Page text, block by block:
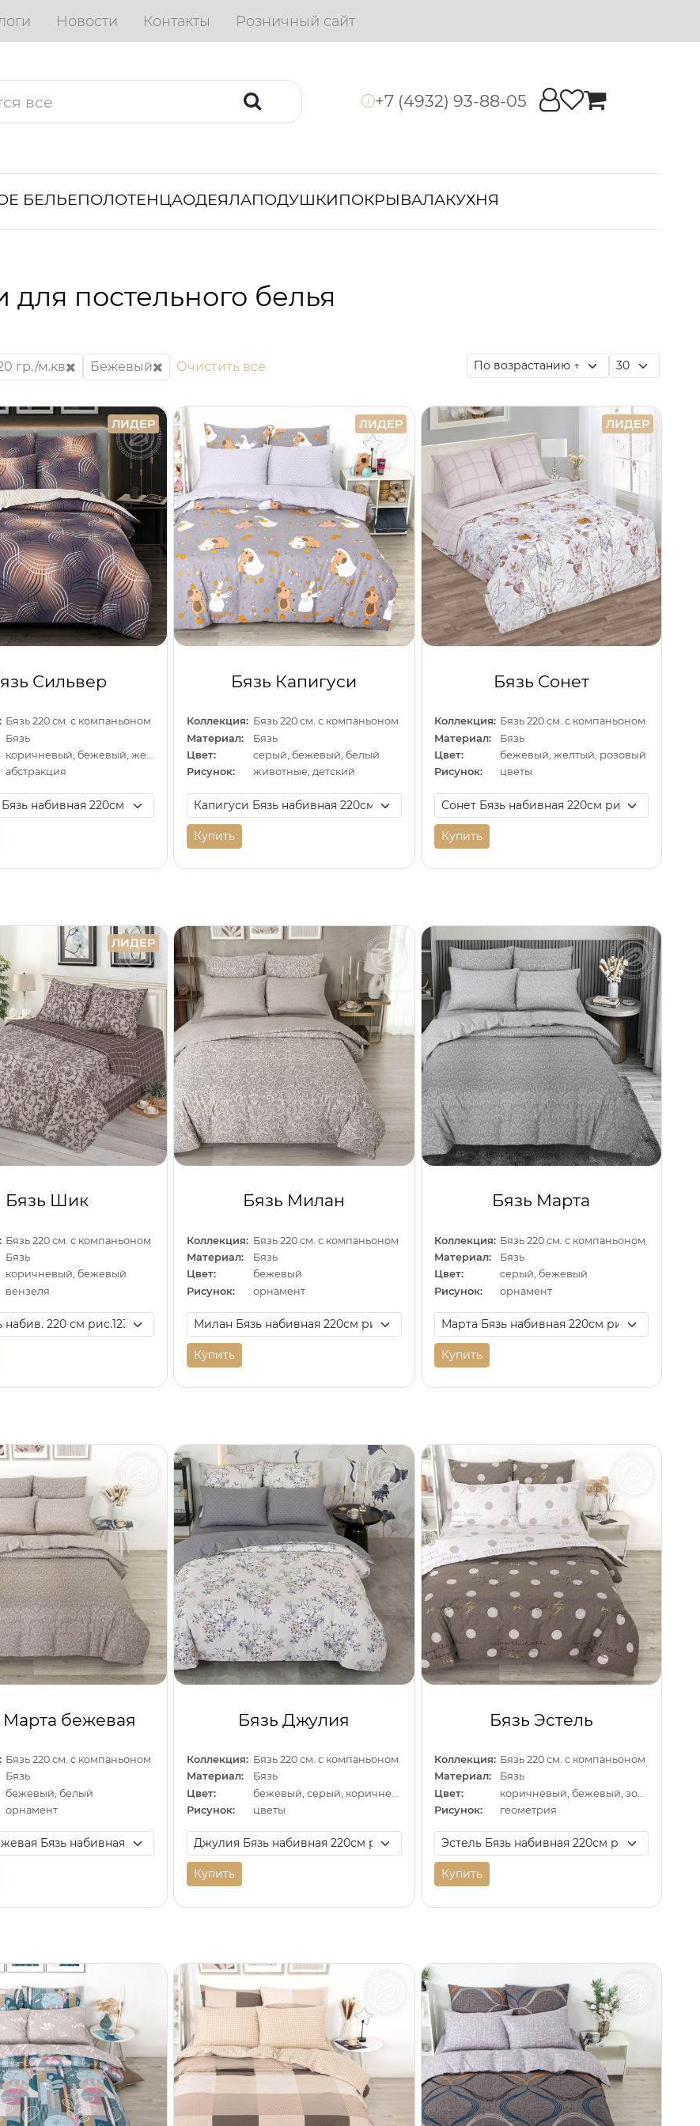
Новости Контакты Розничный сайт
i +7 (4932) 93-88-05
БЕЛЬЕПОЛОТЕНЦАОДЕЯЛАПОДУШКИПОКРЫВАЛАКУХНЯ
для постельного белья
гр./м.кв Бежевый Очистить все
ЛИДЕР
Сильвер
Бязь 220 см. с компаньоном
Бязь
абстракция
ЛИДЕР
Бязь Капигуси
Коллекция: Бязь 220 см. с компаньоном
Материал:
Бязь
Цвет:
серый, бежевый, белый
Рисунок:
животные, детский
Купить
ЛИДЕР
Бязь Сонет
Коллекция: Бязь 220 см. с компаньоном
Материал:
Бязь
Цвет:
бежевый, желтый, розовый
Рисунок:
цветы
Купить
ЛИДЕР
Бязь Шик
Бязь 220 см. с компаньоном
Бязь
коричневый, бежевый
вензеля
Бязь Милан
Коллекция: Бязь 220 см. с компаньоном
Материал:
Бязь
Цвет:
бежевый
Рисунок:
орнамент
Купить
Бязь Марта
Коллекция: Бязь 220 см. с компаньоном
Материал:
Бязь
Цвет:
серый, бежевый
Рисунок:
орнамент
Купить
Марта бежевая
Бязь 220 см. с компаньоном
Бязь
бежевый, белый
орнамент
Бязь Джулия
Коллекция: Бязь 220 см. с компаньоном
Материал:
Бязь
Цвет:
бежевый, серый, коричневый
Рисунок:
цветы
Купить
Бязь Эстель
Коллекция: Бязь 220 см. с компаньоном
Материал:
Бязь
Цвет:
Рисунок:
геометрия
Купить